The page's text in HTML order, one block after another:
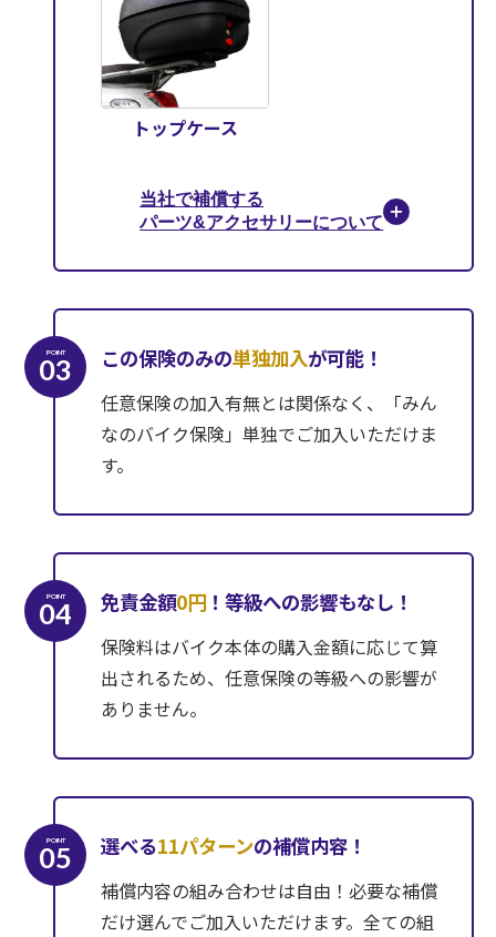
トップケース
当社で補償する
パーツ&アクセサリーについて
POINT
03 この保険のみの単独加入が可能！
任意保険の加入有無とは関係なく、「みん
なのバイク保険」単独でご加入いただけま
す。
POINT
04 免責金額0円！等級への影響もなし！
保険料はバイク本体の購入金額に応じて算
出されるため、任意保険の等級への影響が
ありません。
POINT
05 選べる11パターンの補償内容！
補償内容の組み合わせは自由！必要な補償
だけ選んでご加入いただけます。全ての組